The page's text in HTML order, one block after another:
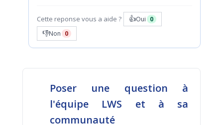
Cette reponse vous a aide ? 👍Oui 0
👎Non 0
Poser une question à
l'équipe LWS et à sa
communauté